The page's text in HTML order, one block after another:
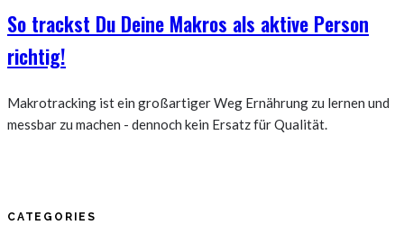
So trackst Du Deine Makros als aktive Person
richtig!
Makrotracking ist ein großartiger Weg Ernährung zu lernen und
messbar zu machen - dennoch kein Ersatz für Qualität.
CATEGORIES